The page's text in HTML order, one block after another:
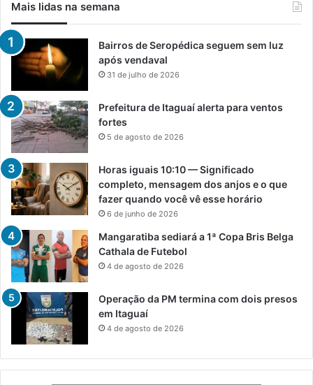
Mais lidas na semana
Bairros de Seropédica seguem sem luz
após vendaval
31 de julho de 2026
Prefeitura de Itaguaí alerta para ventos
fortes
5 de agosto de 2026
Horas iguais 10:10 — Significado
completo, mensagem dos anjos e o que
fazer quando você vê esse horário
6 de junho de 2026
Mangaratiba sediará a 1ª Copa Bris Belga
Cathala de Futebol
4 de agosto de 2026
Operação da PM termina com dois presos
em Itaguaí
4 de agosto de 2026